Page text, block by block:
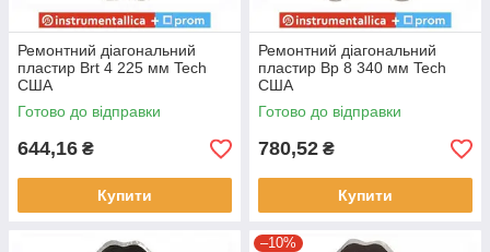
Ремонтний діагональний
пластир Вrt 4 225 мм Tech
США
Готово до відправки
644,16 ₴
Купити
Ремонтний діагональний
пластир Вр 8 340 мм Tech
США
Готово до відправки
780,52 ₴
Купити
–10%